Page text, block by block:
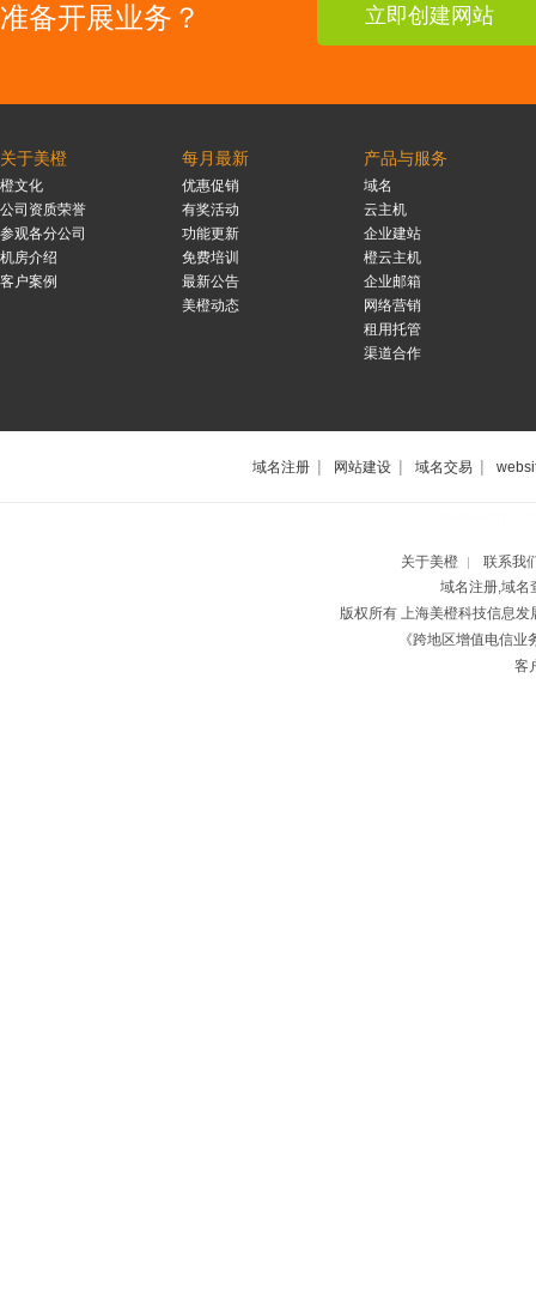
准备开展业务？ 立即创建网站
关于美橙
橙文化
公司资质荣誉
参观各分公司
机房介绍
客户案例
每月最新
优惠促销
有奖活动
功能更新
免费培训
最新公告
美橙动态
产品与服务
域名
云主机
企业建站
橙云主机
企业邮箱
网络营销
租用托管
渠道合作
域名注册 | 网站建设 | 域名交易 |
关于美橙 |
联系我
域名注册,域名
版权所有 上海美橙科技信息
《跨地区增值电信
客